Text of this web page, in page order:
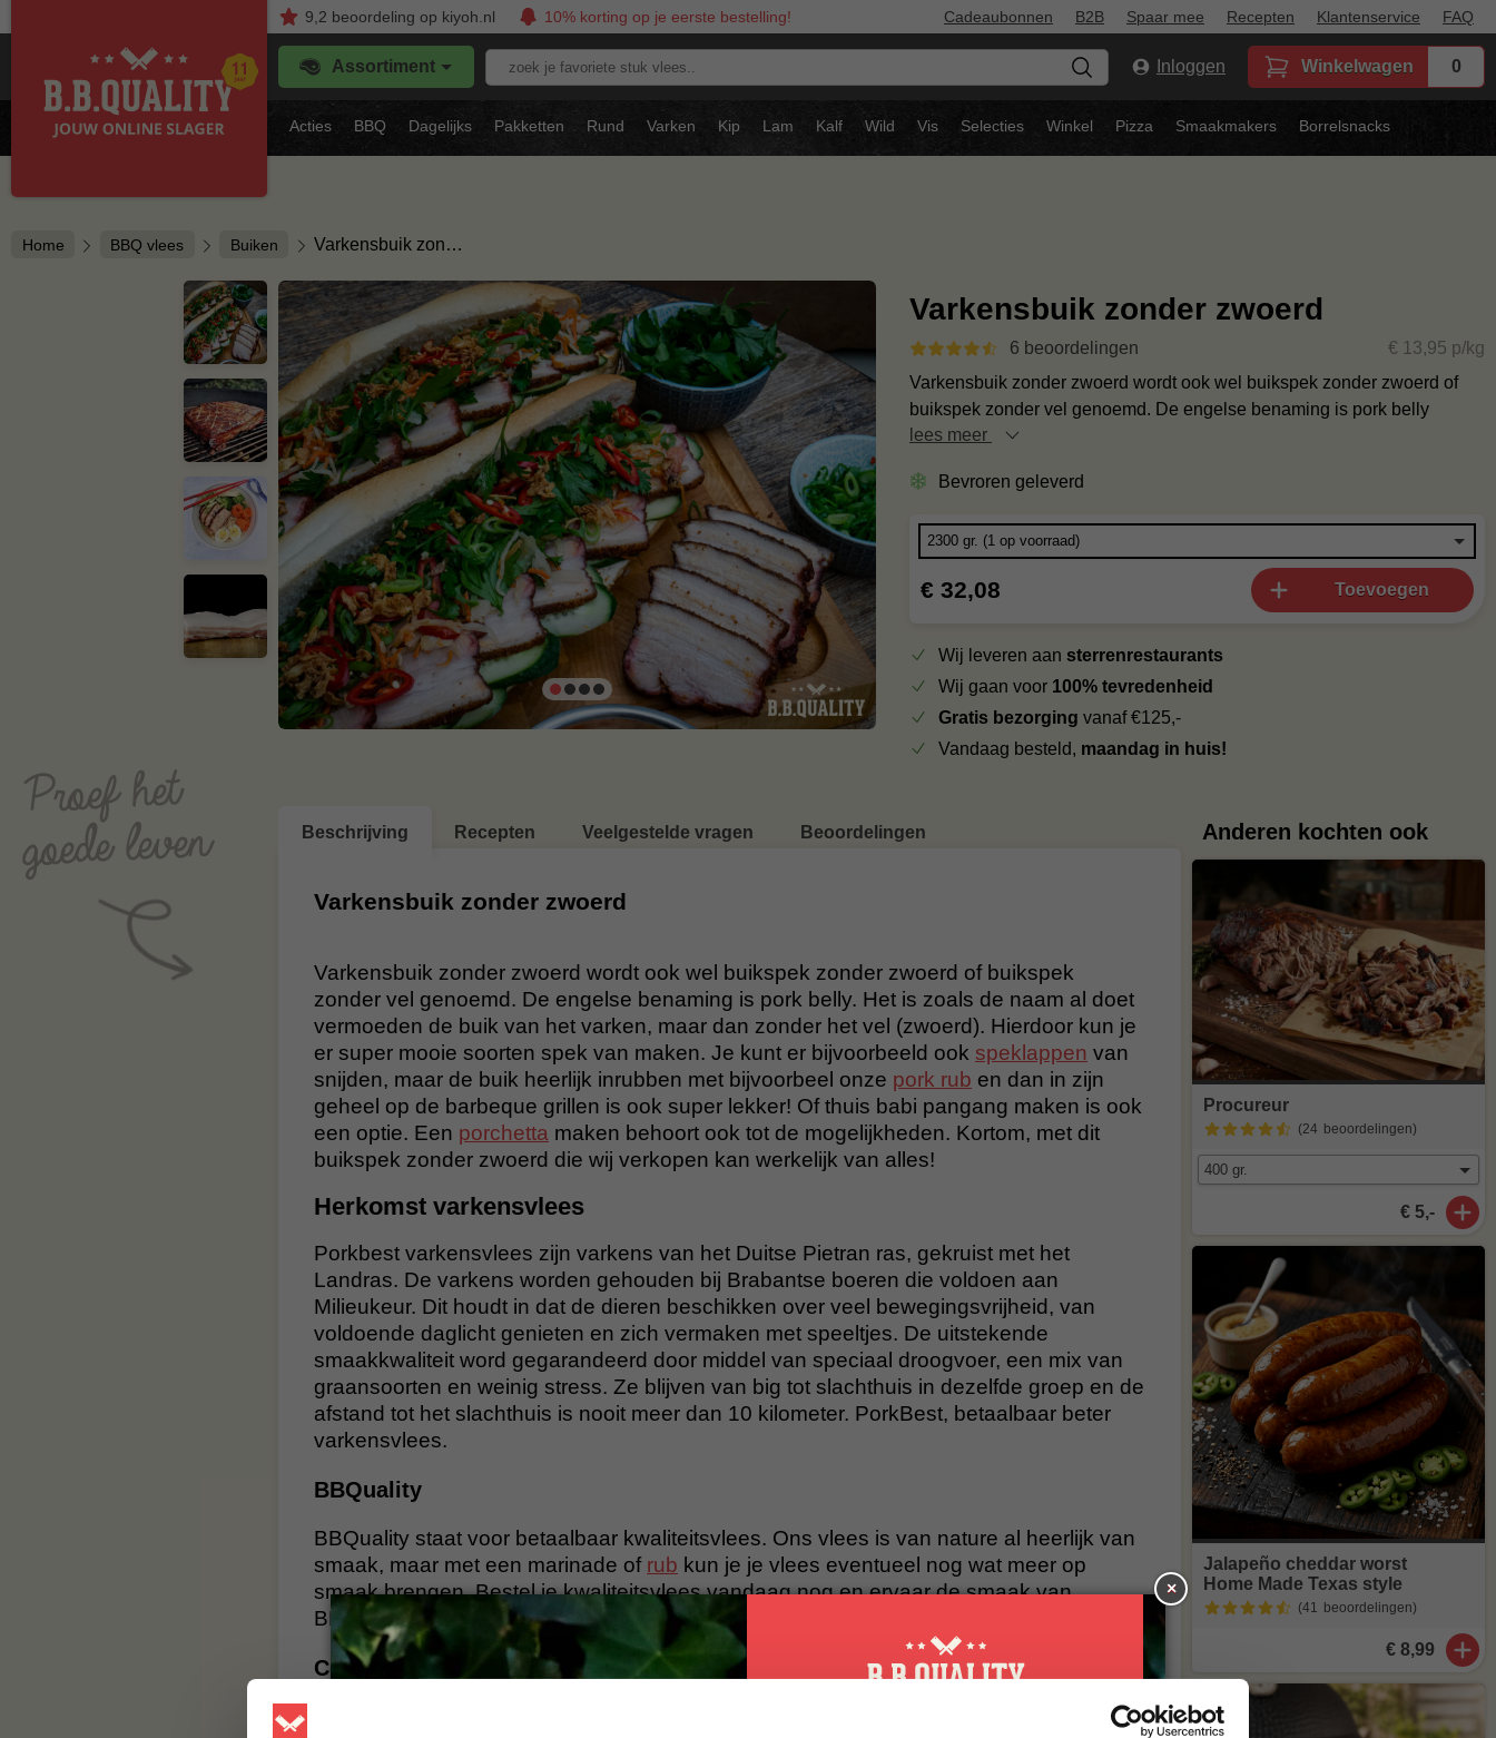
9,2 beoordelingop kiyoh.nl 10% korting op je eerste bestelling! Cadeaubonnen B2B Spaar mee Recepten Klantenservice FAQ
Assortiment
Zoek
stuk
vlees..
Inloggen Winkelwagen 0
Acties BBQ Dagelijks Pakketten Rund Varken Kip Lam Kalf Wild Vis Selecties Winkel Pizza Smaakmakers Borrelsnacks
Home BBQ vlees Buiken Varkensbuik zon…
Varkensbuik zonder zwoerd
6 beoordelingen
€ 13,95 p/kg
Varkensbuik zonder zwoerd wordt ook wel buikspek zonder zwoerd of
buikspek zonder vel genoemd. De engelse benaming is pork belly
lees meer
Bevroren geleverd
€ 32,08 Toevoegen
Wij leveren aan sterrenrestaurants
Wij gaan voor 100% tevredenheid
Gratis bezorging vanaf €125,-
Vandaag besteld, maandag in huis!
Beschrijving Recepten Veelgestelde vragen Beoordelingen
Varkensbuik zonder zwoerd
Varkensbuik zonder zwoerd wordt ook wel buikspek zonder zwoerd of buikspek
zonder vel genoemd. De engelse benaming is pork belly. Het is zoals de naam al doet
vermoeden de buik van het varken, maar dan zonder het vel (zwoerd). Hierdoor kun je
er super mooie soorten spek van maken. Je kunt er bijvoorbeeld ook speklappen van
snijden, maar de buik heerlijk inrubben met bijvoorbeel onze pork rub en dan in zijn
geheel op de barbeque grillen is ook super lekker! Of thuis babi pangang maken is ook
een optie. Een porchetta maken behoort ook tot de mogelijkheden. Kortom, met dit
buikspek zonder zwoerd die wij verkopen kan werkelijk van alles!
Herkomst varkensvlees
Porkbest varkensvlees zijn varkens van het Duitse Pietran ras, gekruist met het
Landras. De varkens worden gehouden bij Brabantse boeren die voldoen aan
Milieukeur. Dit houdt in dat de dieren beschikken over veel bewegingsvrijheid, van
voldoende daglicht genieten en zich vermaken met speeltjes. De uitstekende
smaakkwaliteit word gegarandeerd door middel van speciaal droogvoer, een mix van
graansoorten en weinig stress. Ze blijven van big tot slachthuis in dezelfde groep en de
afstand tot het slachthuis is nooit meer dan 10 kilometer. PorkBest, betaalbaar beter
varkensvlees.
BBQuality
BBQuality staat voor betaalbaar kwaliteitsvlees. Ons vlees is van nature al heerlijk van
smaak, maar met een marinade of rub kun je je vlees eventueel nog wat meer op
smaak brengen. Bestel je kwaliteitsvlees vandaag nog en ervaar de smaak van
BBQuality!
Contact
Anderen kochten ook
Procureur
(24 beoordelingen)
€ 5,-
Jalapeño cheddar worst
Home Made Texas style
(41 beoordelingen)
€ 8,99
×